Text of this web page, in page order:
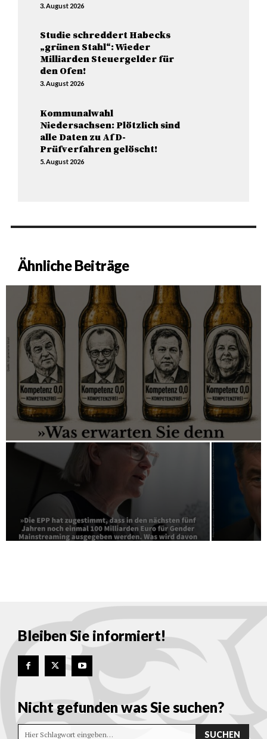
3. August 2026
Studie schreddert Habecks
„grünen Stahl“: Wieder
Milliarden Steuergelder für
den Ofen!
3. August 2026
Kommunalwahl
Niedersachsen: Plötzlich sind
alle Daten zu AfD-
Prüfverfahren gelöscht!
5. August 2026
Ähnliche Beiträge
Bleiben Sie informiert!
Nicht gefunden was Sie suchen?
Hier Schlagwort eingeben… SUCHEN